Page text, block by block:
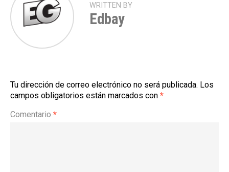
WRITTEN BY
Edbay
Tu dirección de correo electrónico no será publicada. Los
campos obligatorios están marcados con *
Comentario *